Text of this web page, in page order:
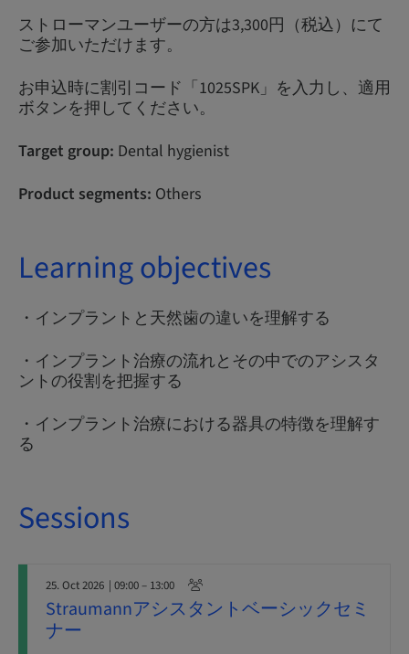
ストローマンユーザーの方は3,300円（税込）にて
ご参加いただけます。
お申込時に割引コード「1025SPK」を入力し、適用
ボタンを押してください。
Target group: Dental hygienist
Product segments: Others
Learning objectives
・インプラントと天然歯の違いを理解する
・インプラント治療の流れとその中でのアシスタ
ントの役割を把握する
・インプラント治療における器具の特徴を理解す
る
Sessions
25. Oct 2026 | 09:00 – 13:00
Straumannアシスタントベーシックセミ
ナー